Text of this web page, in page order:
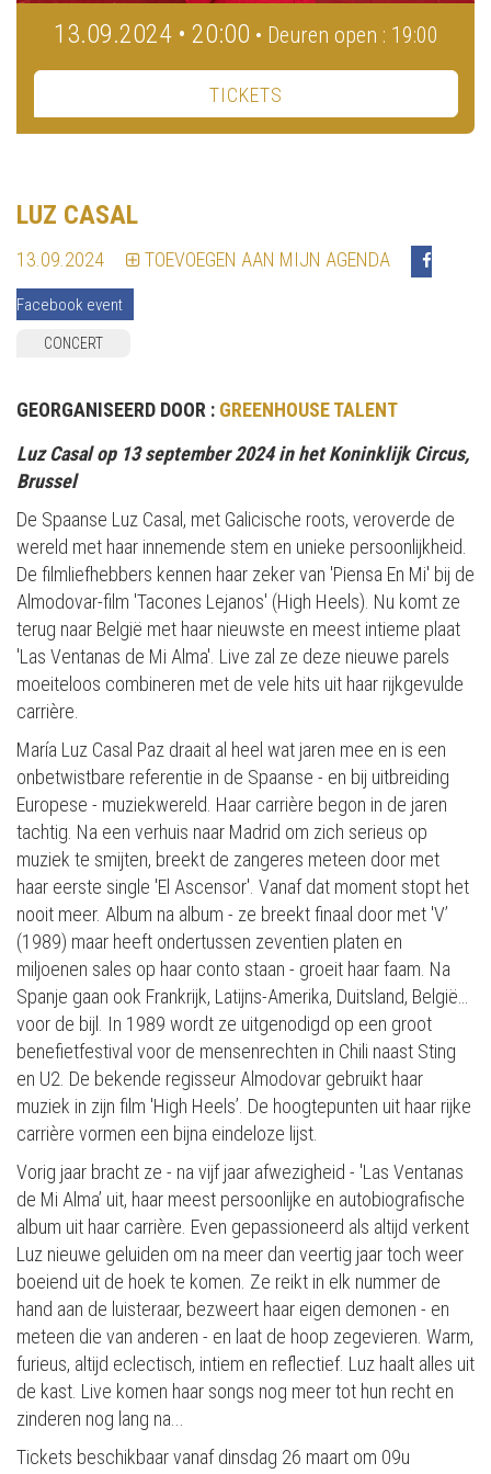
13.09.2024 • 20:00 • Deuren open : 19:00
TICKETS
LUZ CASAL
13.09.2024 TOEVOEGEN AAN MIJN AGENDA
Facebook event
CONCERT
GEORGANISEERD DOOR : GREENHOUSE TALENT
Luz Casal op 13 september 2024 in het Koninklijk Circus,
Brussel
De Spaanse Luz Casal, met Galicische roots, veroverde de
wereld met haar innemende stem en unieke persoonlijkheid.
De filmliefhebbers kennen haar zeker van 'Piensa En Mi' bij de
Almodovar-film 'Tacones Lejanos' (High Heels). Nu komt ze
terug naar België met haar nieuwste en meest intieme plaat
'Las Ventanas de Mi Alma'. Live zal ze deze nieuwe parels
moeiteloos combineren met de vele hits uit haar rijkgevulde
carrière.
María Luz Casal Paz draait al heel wat jaren mee en is een
onbetwistbare referentie in de Spaanse - en bij uitbreiding
Europese - muziekwereld. Haar carrière begon in de jaren
tachtig. Na een verhuis naar Madrid om zich serieus op
muziek te smijten, breekt de zangeres meteen door met
haar eerste single 'El Ascensor'. Vanaf dat moment stopt het
nooit meer. Album na album - ze breekt finaal door met 'V’
(1989) maar heeft ondertussen zeventien platen en
miljoenen sales op haar conto staan - groeit haar faam. Na
Spanje gaan ook Frankrijk, Latijns-Amerika, Duitsland, België…
voor de bijl. In 1989 wordt ze uitgenodigd op een groot
benefietfestival voor de mensenrechten in Chili naast Sting
en U2. De bekende regisseur Almodovar gebruikt haar
muziek in zijn film 'High Heels’. De hoogtepunten uit haar rijke
carrière vormen een bijna eindeloze lijst.
Vorig jaar bracht ze - na vijf jaar afwezigheid - 'Las Ventanas
de Mi Alma’ uit, haar meest persoonlijke en autobiografische
album uit haar carrière. Even gepassioneerd als altijd verkent
Luz nieuwe geluiden om na meer dan veertig jaar toch weer
boeiend uit de hoek te komen. Ze reikt in elk nummer de
hand aan de luisteraar, bezweert haar eigen demonen - en
meteen die van anderen - en laat de hoop zegevieren. Warm,
furieus, altijd eclectisch, intiem en reflectief. Luz haalt alles uit
de kast. Live komen haar songs nog meer tot hun recht en
zinderen nog lang na...
Tickets beschikbaar vanaf dinsdag 26 maart om 09u